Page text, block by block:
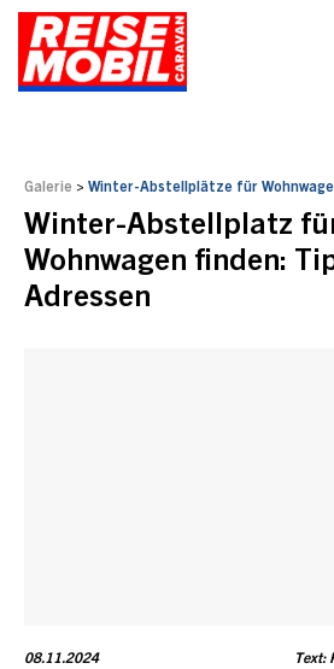
Galerie > Winter-Abstellplätze für
Winter-Abstellplatz
Wohnwagen finden:
Adressen
08.11.2024
Text: